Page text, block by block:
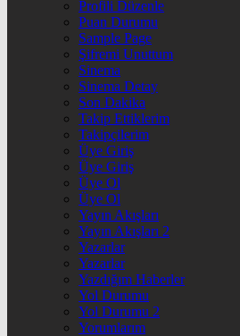
Profili Düzenle
Puan Durumu
Sample Page
Şifremi Unuttum
Sinema
Sinema Detay
Son Dakika
Takip Ettiklerim
Takipçilerim
Üye Giriş
Üye Giriş
Üye Ol
Üye Ol
Yayın Akışları
Yayın Akışları 2
Yazarlar
Yazarlar
Yazdığım Haberler
Yol Durumu
Yol Durumu 2
Yorumlarım